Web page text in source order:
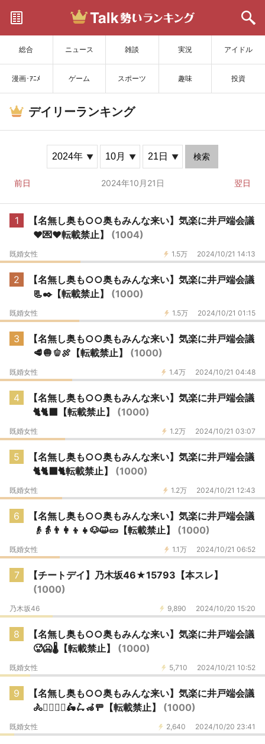
総合 ニュース 雑談 実況 アイドル
漫画･ｱﾆﾒ ゲーム スポーツ 趣味 投資
サイトを更新
デイリーランキング
検索
前日 2024年10月21日 翌日
1
【名無し奥も○○奥もみんな来い】気楽に井戸端会議
❤💌❤転載禁止】 (1004)
1.5万 2024/10/21 14:13
既婚女性
2
【名無し奥も○○奥もみんな来い】気楽に井戸端会議
📃✒️【転載禁止】 (1000)
1.5万 2024/10/21 01:15
既婚女性
3
【名無し奥も○○奥もみんな来い】気楽に井戸端会議
🥩🧅🫑🍖【転載禁止】 (1000)
1.4万 2024/10/21 04:48
既婚女性
4
【名無し奥も○○奥もみんな来い】気楽に井戸端会議
🐈🐈‍⬛【転載禁止】 (1000)
1.2万 2024/10/21 03:07
既婚女性
5
【名無し奥も○○奥もみんな来い】気楽に井戸端会議
🐈🐈‍⬛🐈転載禁止】 (1000)
1.2万 2024/10/21 12:43
既婚女性
6
【名無し奥も○○奥もみんな来い】気楽に井戸端会議
👴👵👨👩👦👧🐶😺🥒【転載禁止】 (1000)
1.1万 2024/10/21 06:52
既婚女性
7
【チートデイ】乃木坂46★15793【本スレ】
(1000)
9,890 2024/10/20 15:20
乃木坂46
8
【名無し奥も○○奥もみんな来い】気楽に井戸端会議
🥵🥶🌡【転載禁止】 (1000)
5,710 2024/10/21 10:52
既婚女性
9
【名無し奥も○○奥もみんな来い】気楽に井戸端会議
🚴🚴‍♂️🚴‍♀️🛵🛴🦽🚥【転載禁止】 (1000)
2,640 2024/10/20 23:41
既婚女性